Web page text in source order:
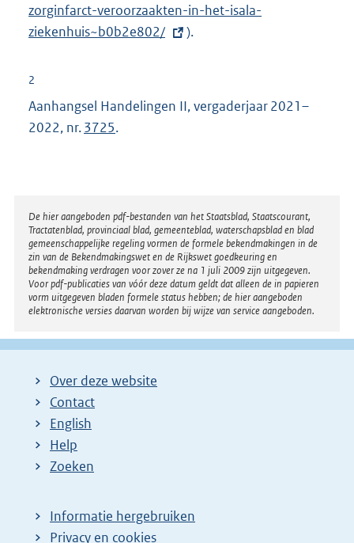
t
e
zorginfarct-veroorzaakten-in-het-isala-
ziekenhuis~b0b2e802/
).
2
Aanhangsel Handelingen II, vergaderjaar 2021–
2022, nr.3725.
Disclaimer
De hier aangeboden pdf-bestanden van het Staatsblad, Staatscourant,
Tractatenblad, provinciaal blad, gemeenteblad, waterschapsblad en blad
gemeenschappelijke regeling vormen de formele bekendmakingen in de
zin van de Bekendmakingswet en de Rijkswet goedkeuring en
bekendmaking verdragen voor zover ze na 1 juli 2009 zijn uitgegeven.
Voor pdf-publicaties van vóór deze datum geldt dat alleen de in papieren
vorm uitgegeven bladen formele status hebben; de hier aangeboden
elektronische versies daarvan worden bij wijze van service aangeboden.
Over deze website
Contact
English
Help
Zoeken
Informatie hergebruiken
Privacy en cookies